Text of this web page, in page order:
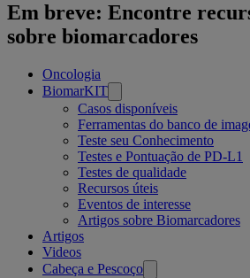
Em breve: Encontre
sobre biomarcadores
Related
pages
Oncologia
BiomarKIT
Casos disponíveis
Ferramentas do banco de
Teste seu Conhecimento
Testes e Pontuação de PD-L1
Testes de qualidade
Recursos úteis
Eventos de interesse
Artigos sobre Biomarcadores
Artigos
Videos
Cabeça e Pescoço